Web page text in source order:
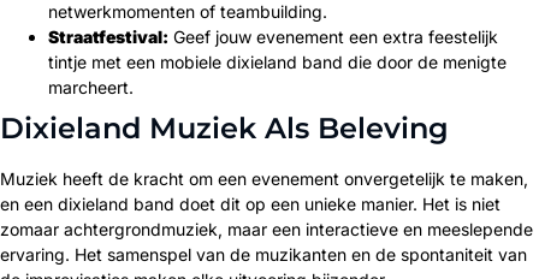
netwerkmomenten of teambuilding.
Straatfestival: Geef jouw evenement een extra feestelijk
tintje met een mobiele dixieland band die door de menigte
marcheert.
Dixieland Muziek Als Beleving
Muziek heeft de kracht om een evenement onvergetelijk te maken,
en een dixieland band doet dit op een unieke manier. Het is niet
zomaar achtergrondmuziek, maar een interactieve en meeslepende
ervaring. Het samenspel van de muzikanten en de spontaniteit van